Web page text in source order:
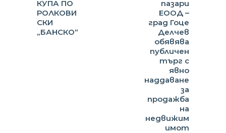
КУПА ПО
РОЛКОВИ
СКИ
„БАНСКО“
пазари
ЕООД –
град Гоце
Делчев
обявява
публичен
търг с
явно
наддаване
за
продажба
на
недвижим
имот